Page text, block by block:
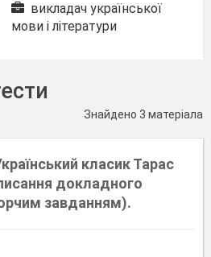
викладач української
мови і літератури
Знайдено 3 матеріала
класик Тарас
докладного
завданням).